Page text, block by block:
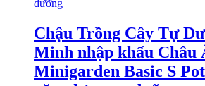
Chậu Trồng Cây Tự
Minh nhập khẩu Châu
Minigarden Basic S